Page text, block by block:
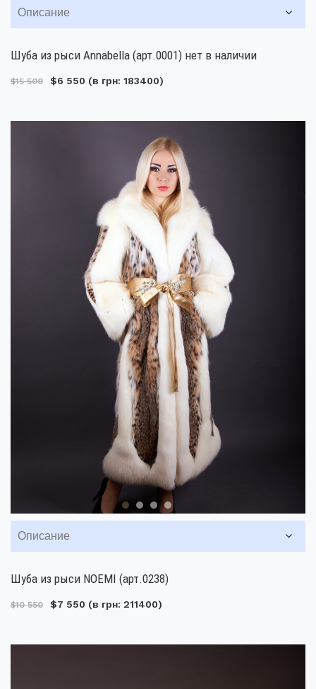
Описание
Шуба из рыси Annabella (арт.0001) нет в наличии
$15 500 $6 550 (в грн: 183400)
Описание
Шуба из рыси NOEMI (арт.0238)
$10 550 $7 550 (в грн: 211400)